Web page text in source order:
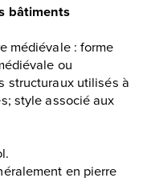
bâtiments
médiévale : forme
ou
structuraux utilisés à
style associé aux
en pierre